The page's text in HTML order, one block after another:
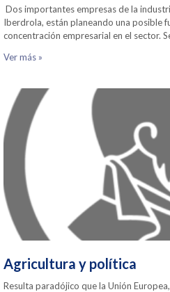
Dos importantes empresas de la
Iberdrola, están planeando una posible
concentración empresarial en el sector.
Ver más »
Agricultura y política
Resulta paradójico que la Unión